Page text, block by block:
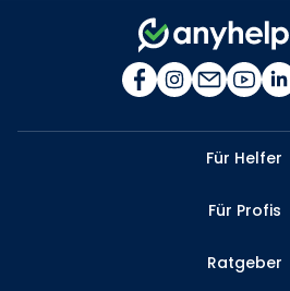
Für Helfer
Für Profis
Ratgeber